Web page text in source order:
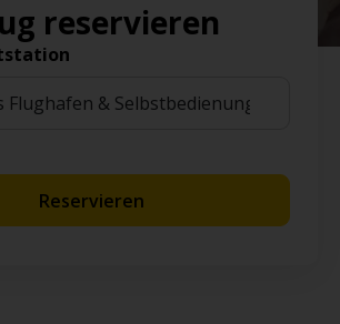
reservieren
Reservieren